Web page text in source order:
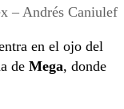
– Andrés Caniulef
en el ojo del
de Mega, donde